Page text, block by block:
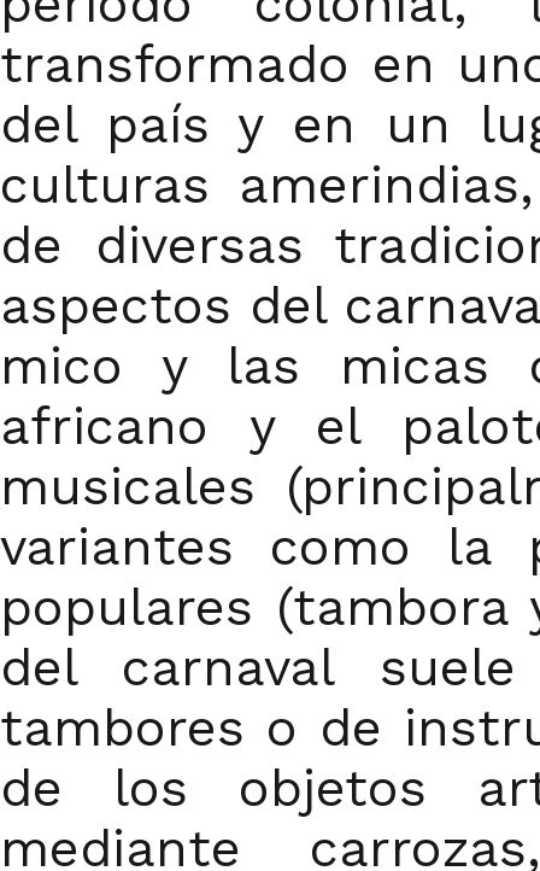
transformado en
del país y en un
culturas
de diversas
aspectos del
mico y las micas
africano y el
musicales
variantes como la
populares (tambora
del carnaval
tambores o de
de los objetos
mediante